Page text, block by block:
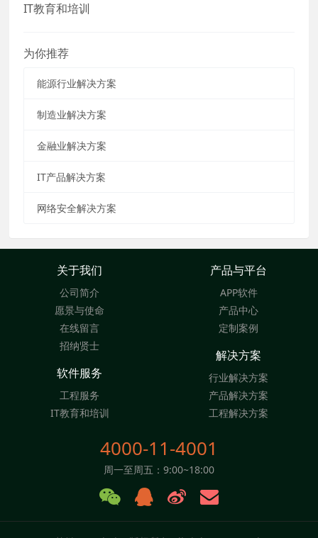
IT教育和培训
为你推荐
能源行业解决方案
制造业解决方案
金融业解决方案
IT产品解决方案
网络安全解决方案
关于我们
公司简介
愿景与使命
在线留言
招纳贤士
产品与平台
APP软件
产品中心
定制案例
解决方案
行业解决方案
产品解决方案
工程解决方案
软件服务
工程服务
IT教育和培训
4000-11-4001
周一至周五：9:00~18:00